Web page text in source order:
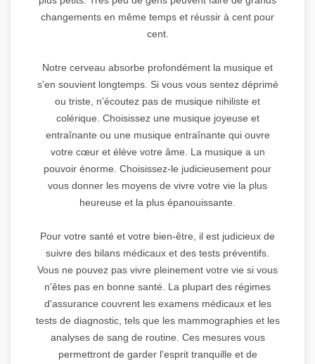
changements en même temps et réussir à cent pour
cent.
Notre cerveau absorbe profondément la musique et
s'en souvient longtemps. Si vous vous sentez déprimé
ou triste, n'écoutez pas de musique nihiliste et
colérique. Choisissez une musique joyeuse et
entraînante ou une musique entraînante qui ouvre
votre cœur et élève votre âme. La musique a un
pouvoir énorme. Choisissez-le judicieusement pour
vous donner les moyens de vivre votre vie la plus
heureuse et la plus épanouissante.
Pour votre santé et votre bien-être, il est judicieux de
suivre des bilans médicaux et des tests préventifs.
Vous ne pouvez pas vivre pleinement votre vie si vous
n'êtes pas en bonne santé. La plupart des régimes
d'assurance couvrent les examens médicaux et les
tests de diagnostic, tels que les mammographies et les
analyses de sang de routine. Ces mesures vous
permettront de garder l'esprit tranquille et de